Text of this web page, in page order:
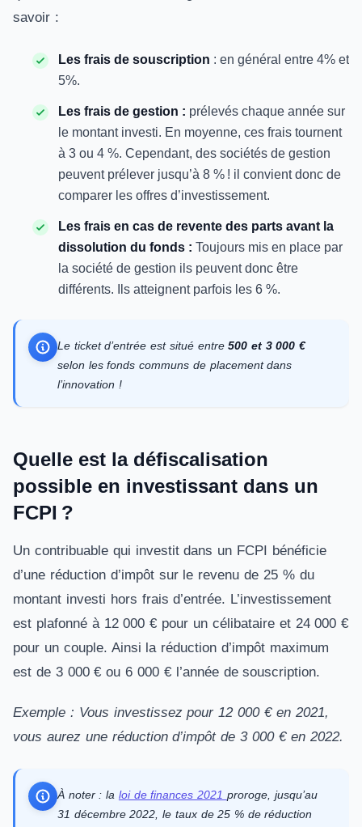
savoir :
Les frais de souscription : en général entre 4% et
5%.
Les frais de gestion : prélevés chaque année sur
le montant investi. En moyenne, ces frais tournent
à 3 ou 4 %. Cependant, des sociétés de gestion
peuvent prélever jusqu’à 8 % ! il convient donc de
comparer les offres d’investissement.
Les frais en cas de revente des parts avant la
dissolution du fonds : Toujours mis en place par
la société de gestion ils peuvent donc être
différents. Ils atteignent parfois les 6 %.
Le ticket d’entrée est situé entre500 et 3 000 €
selon les fonds communs de placement dans
l’innovation !
Quelle est la défiscalisation
possible en investissant dans un
FCPI ?
Un contribuable qui investit dans un FCPI bénéficie
d’une réduction d’impôt sur le revenu de 25 % du
montant investi hors frais d’entrée. L’investissement
est plafonné à 12 000 € pour un célibataire et 24 000 €
pour un couple. Ainsi la réduction d’impôt maximum
est de 3 000 € ou 6 000 € l’année de souscription.
Exemple : Vous investissez pour 12 000 € en 2021,
vous aurez une réduction d’impôt de 3 000 € en 2022.
À noter : la loi de finances 2021 proroge, jusqu’au
31 décembre 2022, le taux de 25 % de réduction